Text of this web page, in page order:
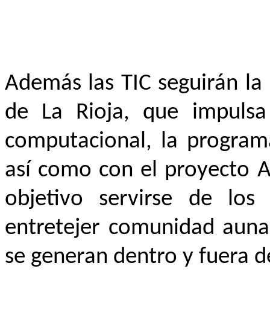
Además las TIC seguirán
de La Rioja, que
computacional, la
así como con el proyecto
objetivo servirse de los
entretejer comunidad
se generan dentro y fuera